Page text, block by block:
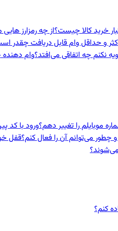
خرید کالا چیست؟از چه رمزارز
و حداقل وام قابل دریافت چقدر
نکنم چه اتفاقی می‌افتد؟وام
موبایلم را تغییر دهم؟ورود با کد
می‌توانم آن را فعال کنم؟قفل
کنم؟